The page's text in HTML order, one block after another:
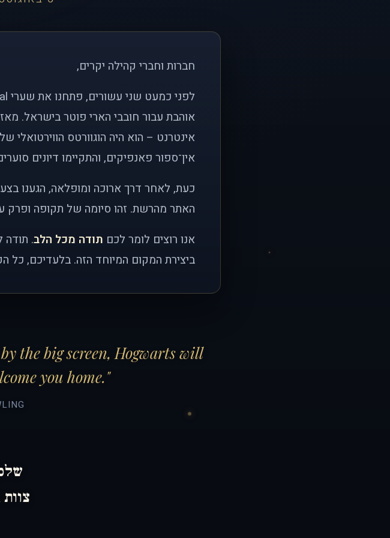
חברות וחברי קהילה יקרים,
אוהבת עבור חובבי הארי פוטר בישראל.
אינטרנט – הוא היה הוגוורטס הווירטואלי
אין־ספור פאנפיקים, והתקיימו דיונים
כעת, לאחר דרך ארוכה ומופלאה, הגענו
האתר מהרשת. זהו סיומה של תקופה ופרק
אנו רוצים לומר לכם תודה מכל הלב.
ביצירת המקום המיוחד הזה. בלעדיכם, כל
the big screen, Hogwarts will
you home."
צוות HPortal